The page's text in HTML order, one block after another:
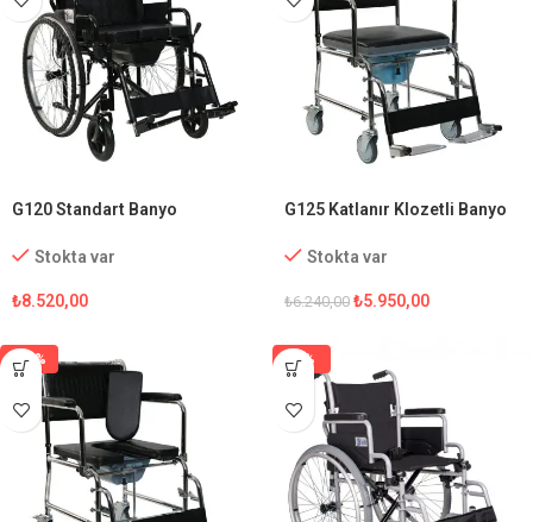
G120 Standart Banyo
Stokta var
₺8.520,00
G125 Katlanır Klozetli Banyo
Stokta var
₺6.240,00 ₺5.950,00
-15% -1%